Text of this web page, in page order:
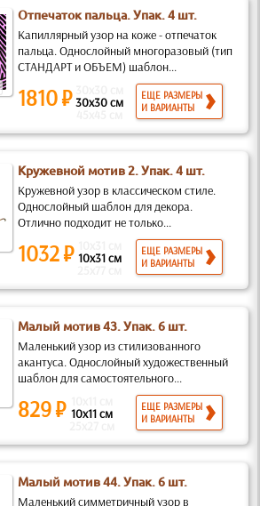
Отпечаток пальца. Упак. 4 шт.
Капиллярный узор на коже - отпечаток
пальца. Однослойный многоразовый (тип
СТАНДАРТ и ОБЪЕМ) шаблон...
1810 ₽30x30 см
ЕЩЕ РАЗМЕРЫ
И ВАРИАНТЫ
Кружевной мотив 2. Упак. 4 шт.
Кружевной узор в классическом стиле.
Однослойный шаблон для декора.
Отлично подходит не только...
1032 ₽ 10x31 см
ЕЩЕ РАЗМЕРЫ
И ВАРИАНТЫ
Малый мотив 43. Упак. 6 шт.
Маленький узор из стилизованного
акантуса. Однослойный художественный
шаблон для самостоятельного...
829 ₽ 10x11 см
ЕЩЕ РАЗМЕРЫ
И ВАРИАНТЫ
Малый мотив 44. Упак. 6 шт.
Маленький симметричный узор в